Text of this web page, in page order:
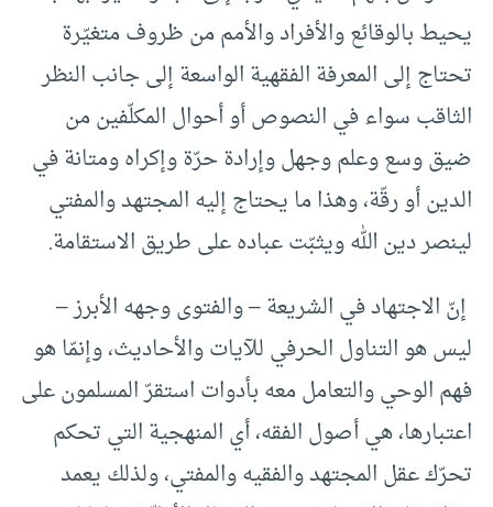
يحيط بالوقائع والأفراد والأمم من ظروف متغيّرة
تحتاج إلى المعرفة الفقهية الواسعة إلى جانب النظر
الثاقب سواء في النصوص أو أحوال المكلّفين من
ضيق وسع وعلم وجهل وإرادة حرّة وإكراه ومتانة في
الدين أو رقّة، وهذا ما يحتاج إليه المجتهد والمفتي
لينصر دين الله ويثبّت عباده على طريق الاستقامة.
إنّ الاجتهاد في الشريعة – والفتوى وجهه الأبرز –
ليس هو التناول الحرفي للآيات والأحاديث، وإنمّا هو
فهم الوحي والتعامل معه بأدوات استقرّ المسلمون على
اعتبارها، هي أصول الفقه، أي المنهجية التي تحكم
تحرّك عقل المجتهد والفقيه والمفتي، ولذلك يعمد